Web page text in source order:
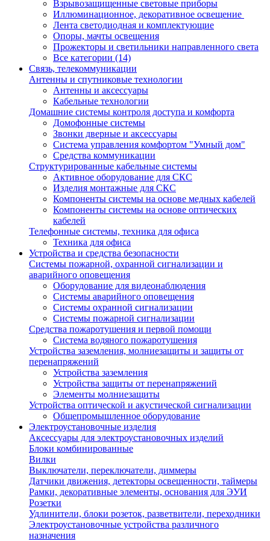
Взрывозащищенные световые приборы
Иллюминационное, декоративное освещение
Лента светодиодная и комплектующие
Опоры, мачты освещения
Прожекторы и светильники направленного света
Все категории (14)
Связь, телекоммуникации
Антенны и спутниковые технологии
Антенны и аксессуары
Кабельные технологии
Домашние системы контроля доступа и комфорта
Домофонные системы
Звонки дверные и аксессуары
Система управления комфортом "Умный дом"
Средства коммуникации
Структурированные кабельные системы
Активное оборудование для СКС
Изделия монтажные для СКС
Компоненты системы на основе медных кабелей
Компоненты системы на основе оптических
кабелей
Телефонные системы, техника для офиса
Техника для офиса
Устройства и средства безопасности
Системы пожарной, охранной сигнализации и
аварийного оповещения
Оборудование для видеонаблюдения
Системы аварийного оповещения
Системы охранной сигнализации
Системы пожарной сигнализации
Средства пожаротушения и первой помощи
Система водяного пожаротушения
Устройства заземления, молниезащиты и защиты от
перенапряжений
Устройства заземления
Устройства защиты от перенапряжений
Элементы молниезащиты
Устройства оптической и акустической сигнализации
Общепромышленное оборудование
Электроустановочные изделия
Аксессуары для электроустановочных изделий
Блоки комбинированные
Вилки
Выключатели, переключатели, диммеры
Датчики движения, детекторы освещенности, таймеры
Рамки, декоративные элементы, основания для ЭУИ
Розетки
Удлинители, блоки розеток, разветвители, переходники
Электроустановочные устройства различного
назначения